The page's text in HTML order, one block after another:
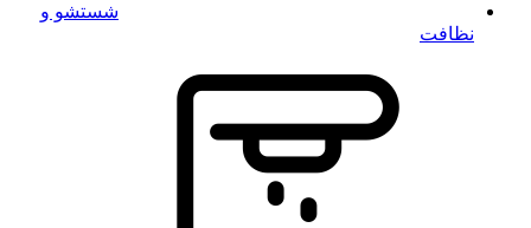
شستشو و
نظافت